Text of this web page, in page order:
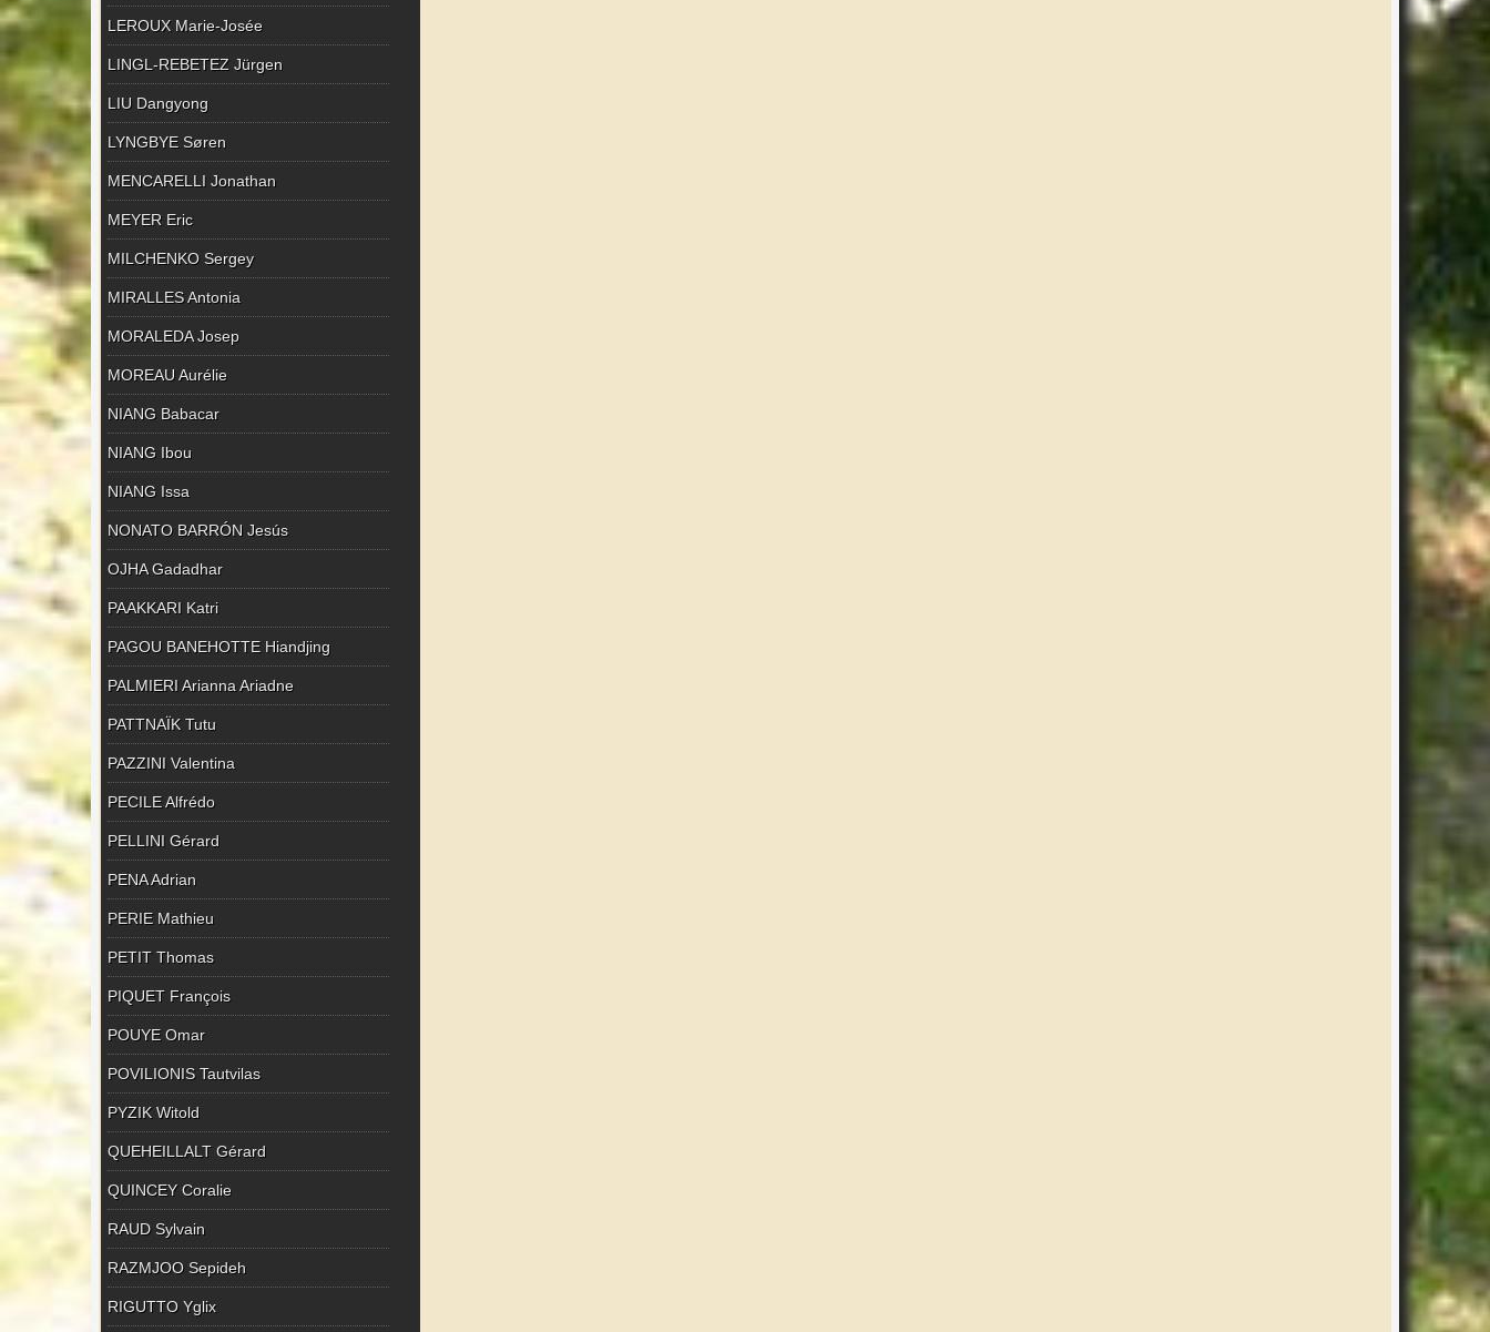
LEROUX Marie-Josée
LINGL-REBETEZ Jürgen
LIU Dangyong
LYNGBYE Søren
MENCARELLI Jonathan
MEYER Eric
MILCHENKO Sergey
MIRALLES Antonia
MORALEDA Josep
MOREAU Aurélie
NIANG Babacar
NIANG Ibou
NIANG Issa
NONATO BARRÓN Jesús
OJHA Gadadhar
PAAKKARI Katri
PAGOU BANEHOTTE Hiandjing
PALMIERI Arianna Ariadne
PATTNAÏK Tutu
PAZZINI Valentina
PECILE Alfrédo
PELLINI Gérard
PENA Adrian
PERIE Mathieu
PETIT Thomas
PIQUET François
POUYE Omar
POVILIONIS Tautvilas
PYZIK Witold
QUEHEILLALT Gérard
QUINCEY Coralie
RAUD Sylvain
RAZMJOO Sepideh
RIGUTTO Yglix